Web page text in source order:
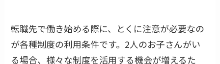
転職先で働き始める際に、とくに注意が必要なの
が各種制度の利用条件です。2人のお子さんがい
る場合、様々な制度を活用する機会が増えるた